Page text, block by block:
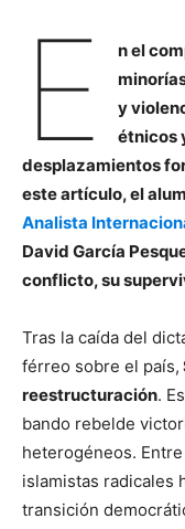
E
n el
y
étnicos
desplazamientos
este artículo, el
Analista
David García
conflicto, su
Tras la caída del
férreo sobre el país,
reestructuración.
bando rebelde
heterogéneos.
islamistas radicales
transición